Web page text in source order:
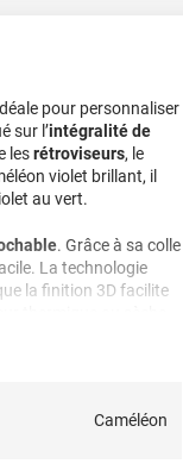
pour personnaliser
sur l’intégralité de
lesrétroviseurs, le
violet brillant, il
au vert.
. Grâce à sa colle
La technologie
la finition 3D facilite
les
entre 20 et 25°C
Caméléon